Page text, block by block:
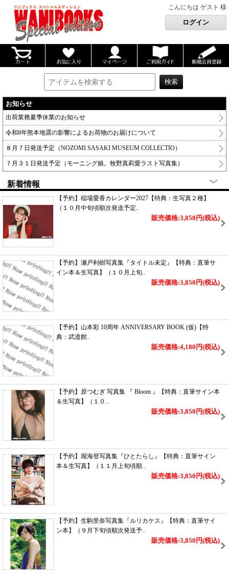
こんにちは ゲスト 様
お知らせ
出荷業務夏季休業のお知らせ
令和8年熊本地震の影響によるお荷物のお届けについて
８月７日発送予定（NOZOMI SASAKI MUSEUM COLLECTIO）
７月３１日発送予定（モーニング娘。牧野真莉愛ラスト写真集）
新着情報
【予約】稲場愛香カレンダー2027【特典：生写真２種】
（１０月中旬頃順次発送予定..
販売価格:3,850円(税込)
【予約】瀬戸利樹写真集『タイトル未定』【特典：直筆サ
イン本＆生写真】（１０月上旬..
販売価格:3,850円(税込)
【予約】山本彩 10周年 ANNIVERSARY BOOK (仮)【特
典：武道館..
販売価格:4,180円(税込)
【予約】原つむぎ 写真集 『 Bloom 』【特典：直筆サイン本
＆生写真】（１０..
販売価格:3,850円(税込)
【予約】堀海登写真集『ひとたらし』【特典：直筆サイン
本＆生写真】（１１月上旬頃順..
販売価格:3,850円(税込)
【予約】生駒里奈写真集『ルリカケス』【特典：直筆サイ
ン本】（９月下旬頃順次発送予..
販売価格:3,850円(税込)